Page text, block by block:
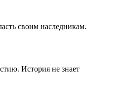
своим наследникам.
История не знает